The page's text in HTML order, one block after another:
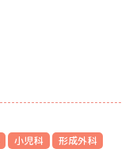
小児科
形成外科